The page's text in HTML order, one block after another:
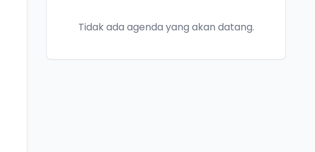
Tidak ada agenda yang akan datang.